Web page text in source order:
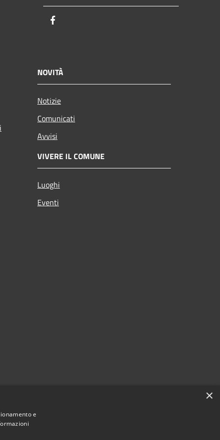
NOVITÀ
Notizie
Comunicati
Avvisi
VIVERE IL COMUNE
Luoghi
Eventi
×
e